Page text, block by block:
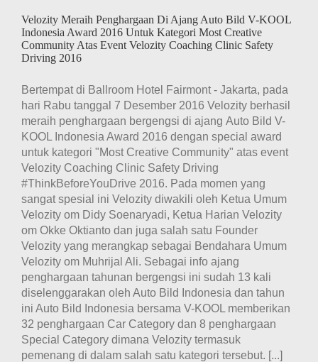
Velozity Meraih Penghargaan Di Ajang Auto Bild V-KOOL
Indonesia Award 2016 Untuk Kategori Most Creative
Community Atas Event Velozity Coaching Clinic Safety
Driving 2016
Bertempat di Ballroom Hotel Fairmont - Jakarta, pada
hari Rabu tanggal 7 Desember 2016 Velozity berhasil
meraih penghargaan bergengsi di ajang Auto Bild V-
KOOL Indonesia Award 2016 dengan special award
untuk kategori "Most Creative Community" atas event
Velozity Coaching Clinic Safety Driving
#ThinkBeforeYouDrive 2016. Pada momen yang
sangat spesial ini Velozity diwakili oleh Ketua Umum
Velozity om Didy Soenaryadi, Ketua Harian Velozity
om Okke Oktianto dan juga salah satu Founder
Velozity yang merangkap sebagai Bendahara Umum
Velozity om Muhrijal Ali. Sebagai info ajang
penghargaan tahunan bergengsi ini sudah 13 kali
diselenggarakan oleh Auto Bild Indonesia dan tahun
ini Auto Bild Indonesia bersama V-KOOL memberikan
32 penghargaan Car Category dan 8 penghargaan
Special Category dimana Velozity termasuk
pemenang di dalam salah satu kategori tersebut. [...]